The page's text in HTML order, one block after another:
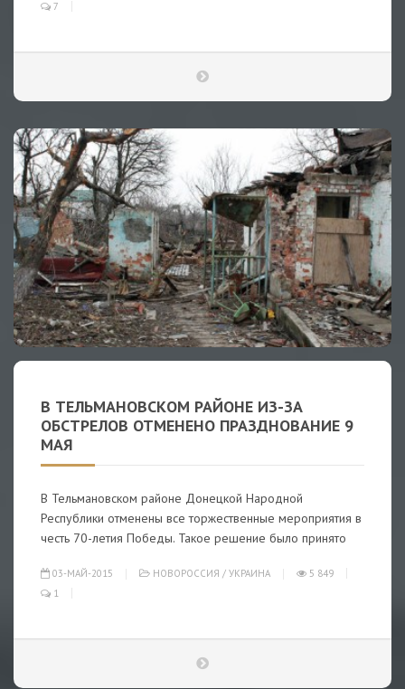
7
В ТЕЛЬМАНОВСКОМ РАЙОНЕ ИЗ-ЗА
ОБСТРЕЛОВ ОТМЕНЕНО ПРАЗДНОВАНИЕ 9
МАЯ
В Тельмановском районе Донецкой Народной
Республики отменены все торжественные мероприятия в
честь 70-летия Победы. Такое решение было принято
03-МАЙ-2015 НОВОРОССИЯ / УКРАИНА
5 849
1